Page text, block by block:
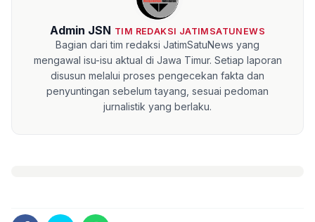
Admin JSN TIM REDAKSI JATIMSATUNEWS
Bagian dari tim redaksi JatimSatuNews yang
mengawal isu-isu aktual di Jawa Timur. Setiap laporan
disusun melalui proses pengecekan fakta dan
penyuntingan sebelum tayang, sesuai pedoman
jurnalistik yang berlaku.